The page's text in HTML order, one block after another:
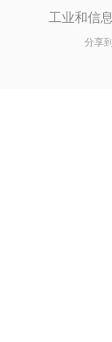
工业和信
分享